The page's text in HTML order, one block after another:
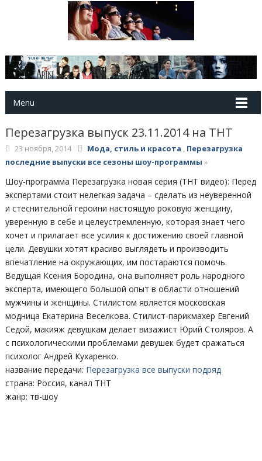
Menu
Перезагрузка выпуск 23.11.2014 на ТНТ
23 ноября, 2014 Мода, стиль и красота
Перезагрузка
последние выпуски все сезоны шоу-программы »
Шоу-программа Перезагрузка новая серия (ТНТ видео): Перед
экспертами стоит нелегкая задача – сделать из неуверенной
и стеснительной героини настоящую роковую женщину,
уверенную в себе и целеустремленную, которая знает чего
хочет и прилагает все усилия к достижению своей главной
цели. Девушки хотят красиво выглядеть и производить
впечатление на окружающих, им постараются помочь.
Ведущая Ксения Бородина, она выполняет роль народного
эксперта, имеющего большой опыт в области отношений
мужчины и женщины. Стилистом является московская
модница Екатерина Веселкова. Стилист-парикмахер Евгений
Седой, макияж девушкам делает визажист Юрий Столяров. А
с психологическими проблемами девушек будет сражаться
психолог Андрей Кухаренко.
название передачи: Перезагрузка все выпуски подряд
страна: Россия, канал ТНТ
жанр: тв-шоу